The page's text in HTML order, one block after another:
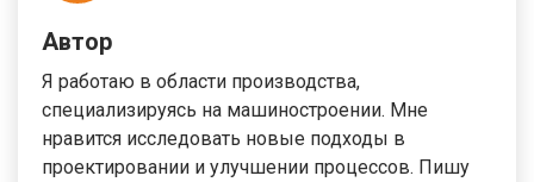
Автор
Я работаю в области производства,
специализируясь на машиностроении. Мне
нравится исследовать новые подходы в
проектировании и улучшении процессов. Пишу